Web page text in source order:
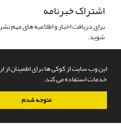
این وب سایت از کوکی ها برای اطمینان از
خدمات استفاده می کند.
متوجه شدم
اشتراک خبرنامه
برای دریافت اخبار و اطلاعیه های مهم
شوید.
سامانه مدیریت نشریات علمی.طراحی و